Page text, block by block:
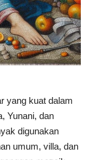
yang kuat dalam
Yunani, dan
digunakan
umum, villa, dan